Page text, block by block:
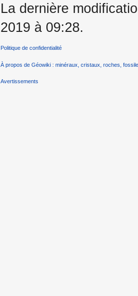
La dernière
2019 à 09:28.
Politique de confidentialité
À propos de Géowiki : minéraux, cristaux, roches,
Avertissements